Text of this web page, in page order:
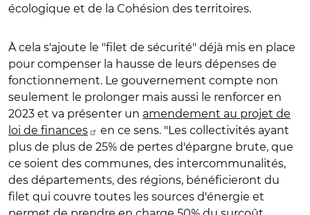
écologique et de la Cohésion des territoires.
À cela s'ajoute le "filet de sécurité" déjà mis en place
pour compenser la hausse de leurs dépenses de
fonctionnement. Le gouvernement compte non
seulement le prolonger mais aussi le renforcer en
2023 et va présenter un amendement au projet de
loi de finances
en ce sens. "Les collectivités ayant
plus de plus de 25% de pertes d'épargne brute, que
ce soient des communes, des intercommunalités,
des départements, des régions, bénéficieront du
filet qui couvre toutes les sources d'énergie et